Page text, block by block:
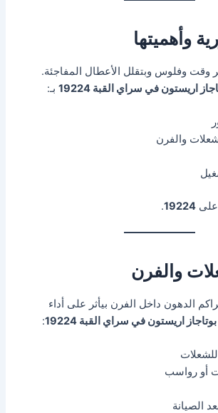
وأهميتها
وقت وفلوس وبتقلل الأعطال المفاجئة.
اريستون في سراي القبة 19224 بـ:
والفرن
على19224
.
والفرن
الدهون داخل الفرن بيأثر على أداء
اريستون في سراي القبة 19224 :
أو رواسب
الصيانة